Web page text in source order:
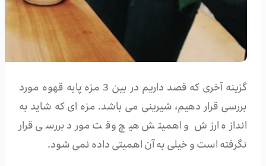
گزینه آخری که قصد داریم در بین 3 مزه پایه قهوه مورد
بررسی قرار دهیم، شیرینی می باشد. مزه ای که شاید به
اندازه ارزش و اهمیتش هیچ وقت مورد بررسی قرار
نگرفته است و خیلی به آن اهمیتی داده نمی شود.